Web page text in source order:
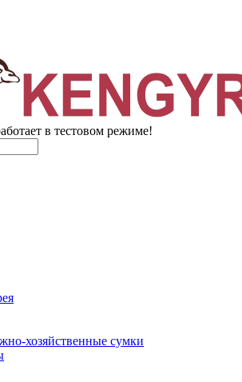
в тестовом режиме!
хозяйственные сумки